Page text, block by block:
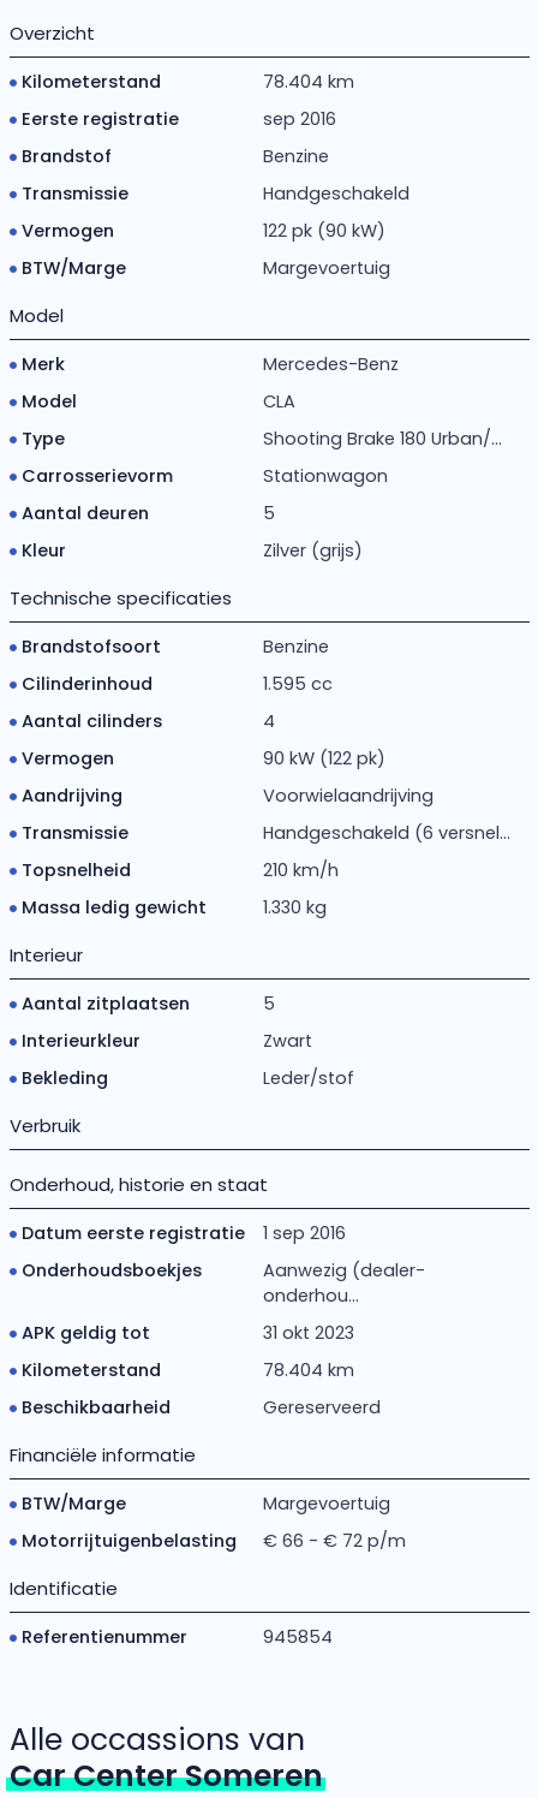
Overzicht
Kilometerstand
78.404 km
Eerste registratie
sep 2016
Brandstof
Benzine
Transmissie
Handgeschakeld
Vermogen
122 pk (90 kW)
BTW/Marge
Margevoertuig
Model
Merk
Mercedes-Benz
Model
CLA
Type
Shooting Brake 180 Urban/...
Carrosserievorm
Stationwagon
Aantal deuren
5
Kleur
Zilver (grijs)
Technische specificaties
Brandstofsoort
Benzine
Cilinderinhoud
1.595 cc
Aantal cilinders
4
Vermogen
90 kW (122 pk)
Aandrijving
Voorwielaandrijving
Transmissie
Handgeschakeld (6 versnel...
Topsnelheid
210 km/h
Massa ledig gewicht
1.330 kg
Interieur
Aantal zitplaatsen
5
Interieurkleur
Zwart
Bekleding
Leder/stof
Verbruik
Onderhoud, historie en staat
Datum eerste registratie
1 sep 2016
Onderhoudsboekjes
Aanwezig (dealer-
onderhou...
APK geldig tot
31 okt 2023
Kilometerstand
78.404 km
Beschikbaarheid
Gereserveerd
Financiële informatie
BTW/Marge
Margevoertuig
Motorrijtuigenbelasting
€ 66 - € 72 p/m
Identificatie
Referentienummer 945854
Alle occassions van
Car Center Someren